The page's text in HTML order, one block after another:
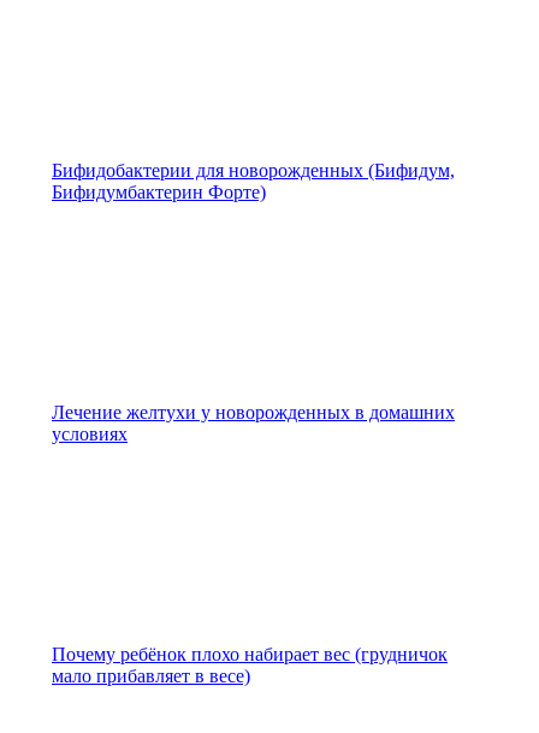
Бифидобактерии для новорожденных (Бифидум,
Бифидумбактерин Форте)
Лечение желтухи у новорожденных в домашних
условиях
Почему ребёнок плохо набирает вес (грудничок
мало прибавляет в весе)